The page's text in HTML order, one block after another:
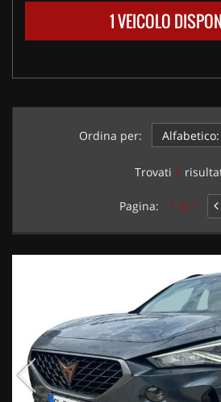
1 VEICOLO
Ordina per:
Trovati 1
Pagina: 1 di 1